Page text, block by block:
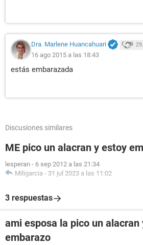
Dra. Marlene Huancahuari
16 ago 2015 a las 18:43
estás embarazada
Discusiones similares
ME pico un alacran y estoy
lesperan - 6 sep 2012 a las 21:34
Miligarcia - 31 jul 2023 a las 11:02
3 respuestas
ami esposa la pico un
embarazo